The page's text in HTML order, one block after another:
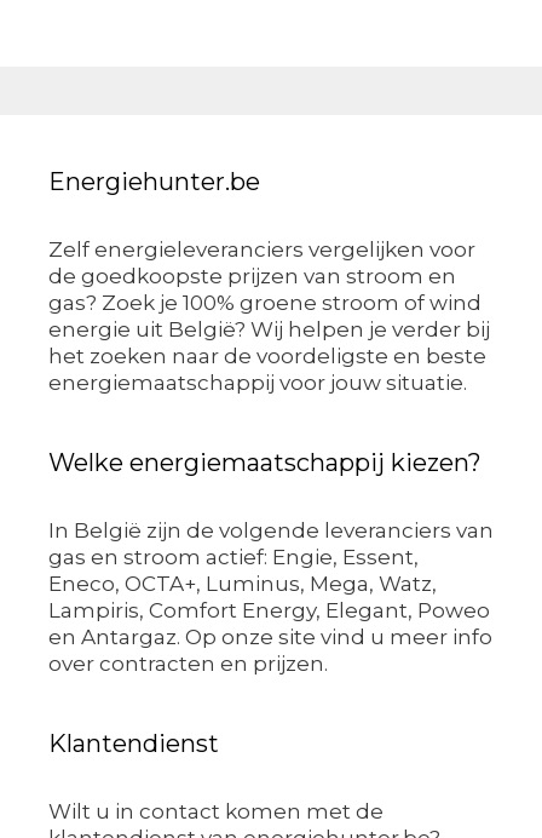
Energiehunter.be
Zelf energieleveranciers vergelijken voor
de goedkoopste prijzen van stroom en
gas? Zoek je 100% groene stroom of wind
energie uit België? Wij helpen je verder bij
het zoeken naar de voordeligste en beste
energiemaatschappij voor jouw situatie.
Welke energiemaatschappij kiezen?
In België zijn de volgende leveranciers van
gas en stroom actief: Engie, Essent,
Eneco, OCTA+, Luminus, Mega, Watz,
Lampiris, Comfort Energy, Elegant, Poweo
en Antargaz. Op onze site vind u meer info
over contracten en prijzen.
Klantendienst
Wilt u in contact komen met de